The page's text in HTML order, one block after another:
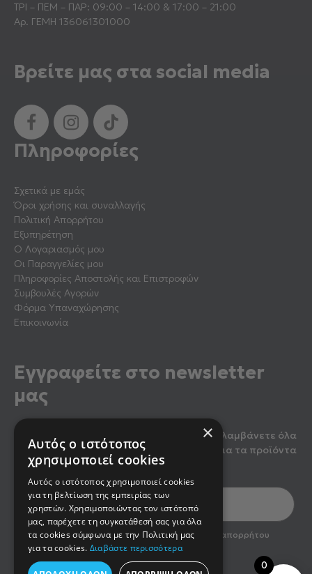
ΤΡΙ – ΠΕΜ – ΠΑΡ: 09:00 – 14:00 & 17:00 – 21:00
Αρ. ΓΕΜΗ 136061301000
Βρείτε μας στα social media
Πληροφορίες
Σχετικά με εμάς
Όροι χρήσης και συναλλαγής
Πολιτική Απορρήτου
Εξυπηρέτηση
Ο Λογαριασμός μου
Οι Παραγγελίες μου
Πληροφορίες Αποστολής και Επιστροφών
Συμβουλές Αγορών
Φόρμα Υπαναχώρησης
Επικοινωνία
Εγγραφείτε στο newsletter
μας
Κάντε εγγραφή στο newsletter μας για να λαμβάνετε όλα
τα τελευταία νέα, καθώς και προσφορές για τα προϊόντα
μας.
optin2Έχω διαβάσει και αποδέχομαι την πολιτική απορρήτου
του newsletter
0
×
Αυτός ο ιστότοπος
χρησιμοποιεί cookies
Αυτός ο ιστότοπος χρησιμοποιεί cookies
για τη βελτίωση της εμπειρίας των
χρηστών. Χρησιμοποιώντας τον ιστότοπό
μας, παρέχετε τη συγκατάθεσή σας για όλα
τα cookies σύμφωνα με την Πολιτική μας
για τα cookies. Διαβάστε περισσότερα